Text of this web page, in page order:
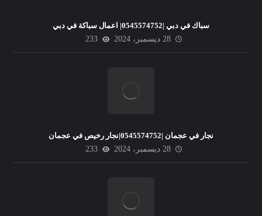
سباك في دبي |0545574752| اعمال سباكة في دبي
28 ديسمبر، 2024
233
نجار في عجمان |0545574752|نجار رخيص في عجمان
28 ديسمبر، 2024
233